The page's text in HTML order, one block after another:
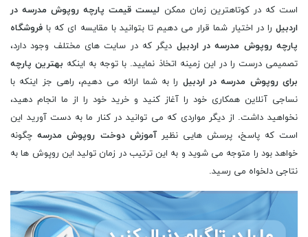
است که در کوتاهترین زمان ممکن لیست قیمت پارچه روپوش مدرسه در
اردبیل را در اختیار شما قرار می دهیم تا بتوانید با مقایسه ای که با فروشگاه
پارچه روپوش مدرسه در اردبیل دیگر که در سایت های مختلف وجود دارد،
تصمیمی درست را در این زمینه اتخاذ نمایید. با توجه به اینکه بهترین پارچه
برای روپوش مدرسه در اردبیل را به شما ارائه می دهیم، راهی جز اینکه با
نساجی آنلاین همکاری خود را آغاز کنید و خرید خود را از ما انجام دهید،
نخواهید داشت. از دیگر مواردی که می توانید در کنار ما به دست آورید این
است که پاسخ، پرسش هایی نظیرآموزش دوخت روپوش مدرسه چگونه
خواهد بود را متوجه می شوید و به این ترتیب در زمان تولید این روپوش ها به
نتاجی دلخواه می رسید.